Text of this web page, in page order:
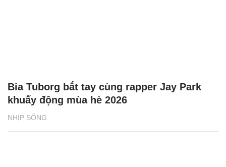
NHỊP SỐNG
Bia Tuborg bắt tay cùng rapper Jay Park
khuấy động mùa hè 2026